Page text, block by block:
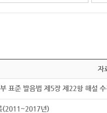
자
표준 발음법 제5장 제22항 해설
(2011~2017년)